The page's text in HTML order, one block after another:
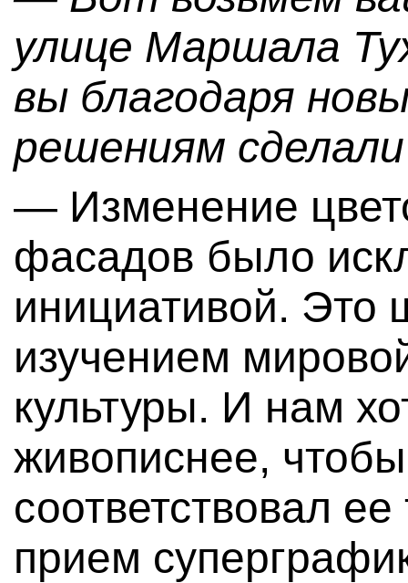
улице Маршала
вы благодаря
решениям
— Изменение
фасадов было
инициативой. Это
изучением
культуры. И нам
живописнее,
соответствовал
прием